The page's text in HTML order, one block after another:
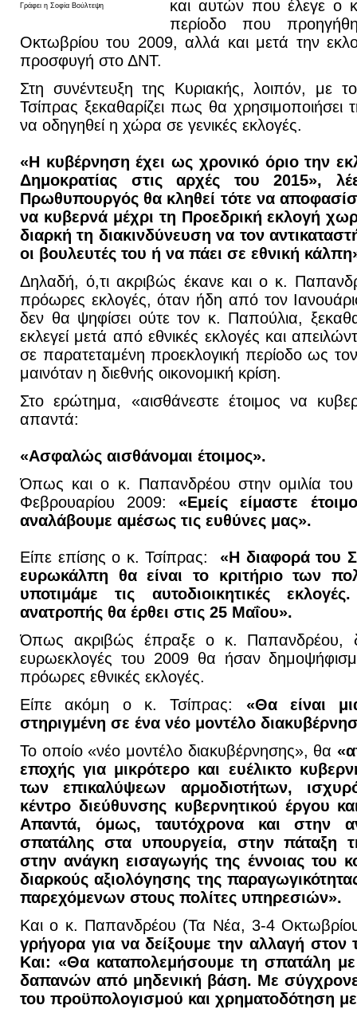
Γράφει η Σοφία Βούλτεψη
και αυτών που έλεγε ο
περίοδο που
Οκτωβρίου του 2009, αλλά και μετά την
προσφυγή στο ΔΝΤ.
Στη συνέντευξη της Κυριακής, λοιπόν, με
Τσίπρας ξεκαθαρίζει πως θα χρησιμοποιήσει
να οδηγηθεί η χώρα σε γενικές εκλογές.
«Η κυβέρνηση έχει ως χρονικό όριο την
Δημοκρατίας στις αρχές του 2015»,
Πρωθυπουργός θα κληθεί τότε να
να κυβερνά μέχρι τη Προεδρική εκλογή
διαρκή τη διακινδύνευση να τον
οι βουλευτές του ή να πάει σε εθνική
Δηλαδή, ό,τι ακριβώς έκανε και ο κ.
πρόωρες εκλογές, όταν ήδη από τον
δεν θα ψηφίσει ούτε τον κ. Παπούλια,
εκλεγεί μετά από εθνικές εκλογές και
σε παρατεταμένη προεκλογική περίοδο ως
μαινόταν η διεθνής οικονομική κρίση.
Στο ερώτημα, «αισθάνεστε έτοιμος να
απαντά:
«Ασφαλώς αισθάνομαι έτοιμος».
Όπως και ο κ. Παπανδρέου στην ομιλία του
Φεβρουαρίου 2009: «Εμείς είμαστε
αναλάβουμε αμέσως τις ευθύνες μας».
Είπε επίσης ο κ. Τσίπρας: «Η διαφορά του
ευρωκάλπη θα είναι το κριτήριο των
υποτιμάμε τις αυτοδιοικητικές
ανατροπής θα έρθει στις 25 Μαΐου».
Όπως ακριβώς έπραξε ο κ. Παπανδρέου,
ευρωεκλογές του 2009 θα ήσαν
πρόωρες εθνικές εκλογές.
Είπε ακόμη ο κ. Τσίπρας: «Θα είναι
στηριγμένη σε ένα νέο μοντέλο
Το οποίο «νέο μοντέλο διακυβέρνησης», θα
εποχής για μικρότερο και ευέλικτο
των επικαλύψεων αρμοδιοτήτων,
κέντρο διεύθυνσης κυβερνητικού έργου
Απαντά, όμως, ταυτόχρονα και στην
σπατάλης στα υπουργεία, στην πάταξη
στην ανάγκη εισαγωγής της έννοιας του
διαρκούς αξιολόγησης της
παρεχόμενων στους πολίτες υπηρεσιών».
Και ο κ. Παπανδρέου (Τα Νέα, 3-4
γρήγορα για να δείξουμε την αλλαγή στον
Και: «Θα καταπολεμήσουμε τη σπατάλη
δαπανών από μηδενική βάση. Με
του προϋπολογισμού και χρηματοδότηση